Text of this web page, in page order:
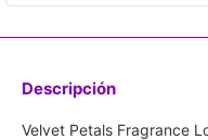
Descripción
Velvet Petals Fragrance